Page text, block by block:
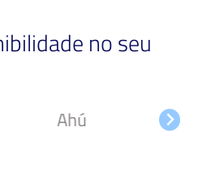
no seu